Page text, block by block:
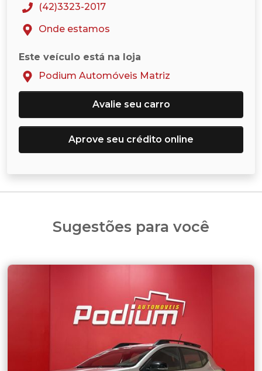
(42)3323-2017
Onde estamos
Este veículo está na loja
Podium Automóveis Matriz
Avalie seu carro
Aprove seu crédito online
Sugestões para você